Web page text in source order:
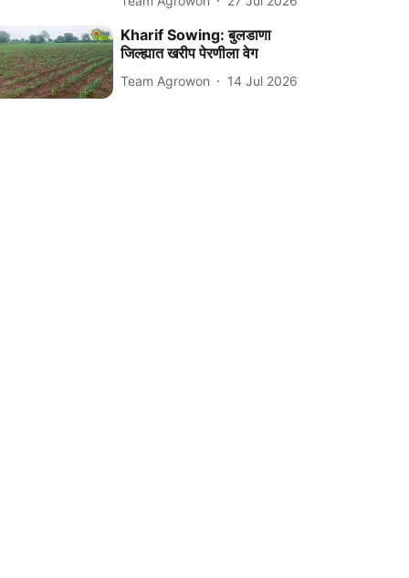
Kharif Sowing: बुलडाणा
जिल्ह्यात खरीप पेरणीला वेग
Team Agrowon 14 Jul 2026